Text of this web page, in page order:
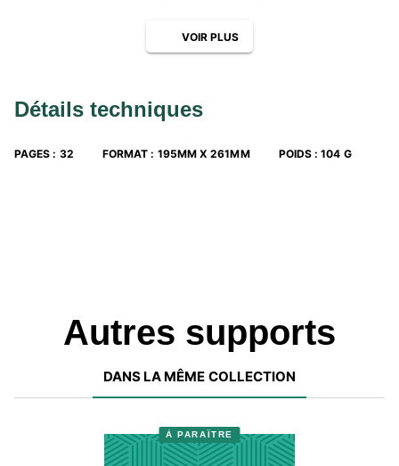
VOIR PLUS
Détails techniques
PAGES : 32 FORMAT : 195MM X 261MM POIDS :104 G
Autres supports
DANS LA MÊME COLLECTION
À PARAÎTRE